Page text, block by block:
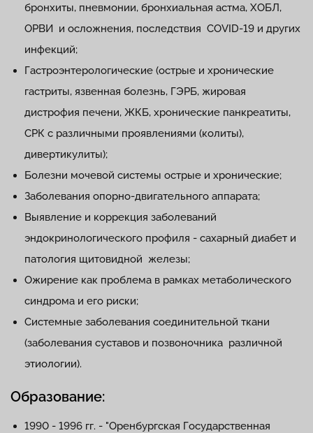
бронхиты, пневмонии, бронхиальная астма, ХОБЛ,
ОРВИ и осложнения, последствия COVID-19 и других
инфекций;
Гастроэнтерологические (острые и хронические
гастриты, язвенная болезнь, ГЭРБ, жировая
дистрофия печени, ЖКБ, хронические панкреатиты,
СРК с различными проявлениями (колиты),
дивертикулиты);
Болезни мочевой системы острые и хронические;
Заболевания опорно-двигательного аппарата;
Выявление и коррекция заболеваний
эндокринологического профиля - сахарный диабет и
патология щитовидной железы;
Ожирение как проблема в рамках метаболического
синдрома и его риски;
Системные заболевания соединительной ткани
(заболевания суставов и позвоночника различной
этиологии).
Образование:
1990 - 1996 гг. - "Оренбургская Государственная